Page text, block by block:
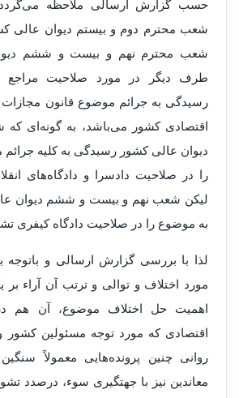
حسب گزارش ارسالی ملاحظه می‌گردد
شعب محترم دوم و بیستم دیوان عالی
شعب محترم نهم و بیست و ششم
طرف دیگر در مورد صلاحیت
رسیدگی به جرائم موضوع قانون مجازات
اقتصادی کشور می‌باشد، به گونه‌ای
دیوان عالی کشور رسیدگی به کلیه جرائم
را در صلاحیت دادسرا و دادگاه‌های
لیکن شعب نهم و بیست و ششم دیوان
به موضوع را در صلاحیت دادگاه کیفری
لذا با بررسی گزارش ارسالی و باتوجه
مورد اختلاف و توالی و ترتب آن آراء
اهمیت حل اختلاف موضوع، آن هم
اقتصادی که مورد توجه مسئولین کشور
روانی چنین پرونده‌هایی معمولاً
معاندین نیز با جهتگیری سوء، درصدد